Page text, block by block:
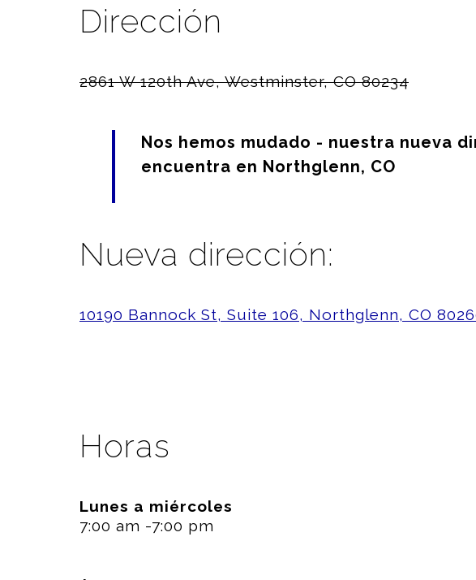
Dirección
2861 W 120th Ave, Westminster, CO 80234
Nos hemos mudado - nuestra nueva
encuentra en Northglenn, CO
Nueva dirección:
10190 Bannock St, Suite 106, Northglenn, CO
Horas
Lunes a miércoles
7:00 am -7:00 pm